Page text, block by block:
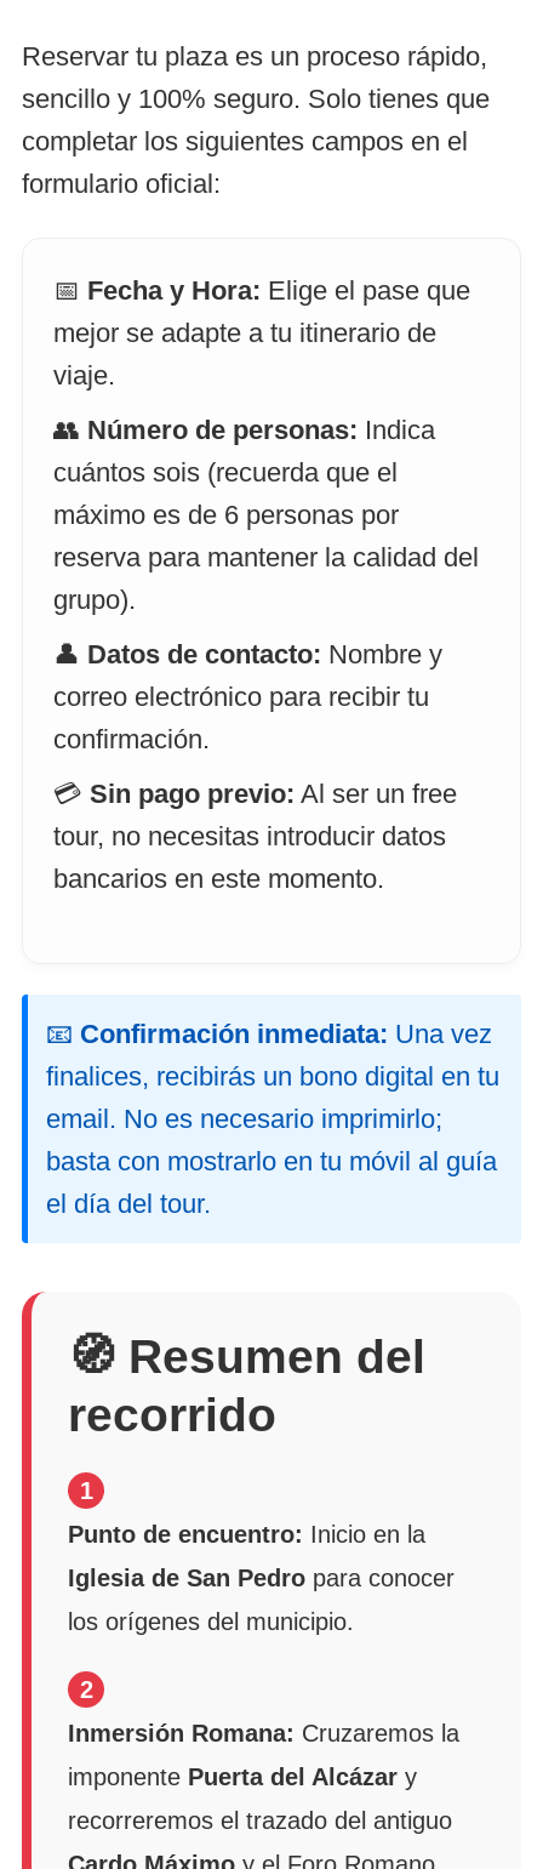
Reservar tu plaza es un proceso rápido,
sencillo y 100% seguro. Solo tienes que
completar los siguientes campos en el
formulario oficial:
📅 Fecha y Hora: Elige el pase que
mejor se adapte a tu itinerario de
viaje.
👥 Número de personas: Indica
cuántos sois (recuerda que el
máximo es de 6 personas por
reserva para mantener la calidad del
grupo).
👤 Datos de contacto: Nombre y
correo electrónico para recibir tu
confirmación.
💳 Sin pago previo: Al ser un free
tour, no necesitas introducir datos
bancarios en este momento.
📧 Confirmación inmediata: Una vez
finalices, recibirás un bono digital en tu
email. No es necesario imprimirlo;
basta con mostrarlo en tu móvil al guía
el día del tour.
🧭 Resumen del
recorrido
1
Punto de encuentro: Inicio en la
Iglesia de San Pedro para conocer
los orígenes del municipio.
2
Inmersión Romana: Cruzaremos la
imponente Puerta del Alcázar y
recorreremos el trazado del antiguo